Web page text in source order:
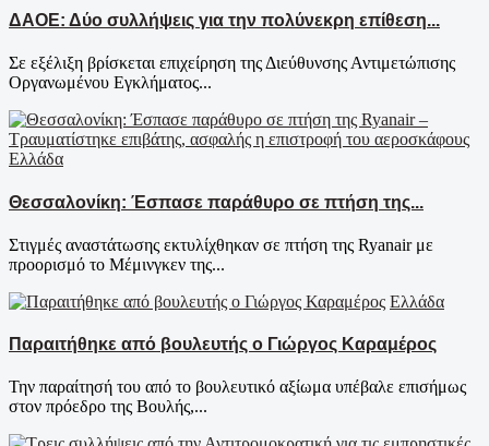
ΔΑΟΕ: Δύο συλλήψεις για την πολύνεκρη επίθεση...
Σε εξέλιξη βρίσκεται επιχείρηση της Διεύθυνσης Αντιμετώπισης
Οργανωμένου Εγκλήματος...
Ελλάδα
Θεσσαλονίκη: Έσπασε παράθυρο σε πτήση της...
Στιγμές αναστάτωσης εκτυλίχθηκαν σε πτήση της Ryanair με
προορισμό το Μέμινγκεν της...
Ελλάδα
Παραιτήθηκε από βουλευτής ο Γιώργος Καραμέρος
Την παραίτησή του από το βουλευτικό αξίωμα υπέβαλε επισήμως
στον πρόεδρο της Βουλής,...